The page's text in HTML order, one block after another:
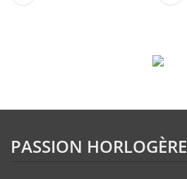
PASSION HORLOGÈRE